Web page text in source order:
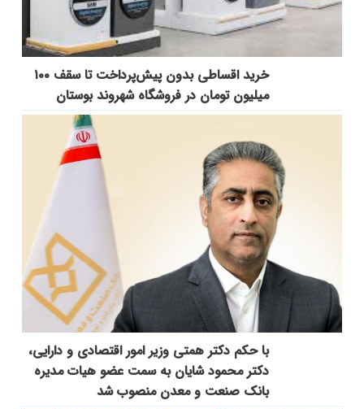
خرید اقساطی بدون پیش‌پرداخت تا سقف ۱۰۰
میلیون تومان در فروشگاه شهروند بوستان
با حکم دکتر همتی وزیر امور اقتصادی و دارایی،
دکتر محمود شایان به سمت عضو هیات مدیره
بانک صنعت و معدن منصوب شد